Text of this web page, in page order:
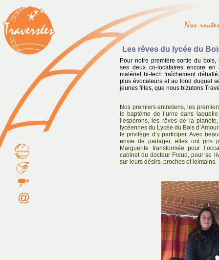
Les rêves du lycée du
Pour notre première sortie du
ses deux co-locataires encore en
matériel hi-tech fraîchement
plus évocateurs et au fond duquel
jeunes filles, que nous bizutons
Nos premiers entretiens, les
le baptême de l’urne dans
l’espérons, les rêves de la
lycéennes du Lycée du Bois
le privilège d’y participer. Avec
envie de partager, elles ont pris
Marguerite transformée pour
cabinet du docteur Freud, pour se
sur leurs désirs, proches et lointains.